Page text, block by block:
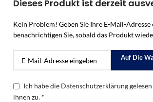
Dieses Produkt ist derzeit
Kein Problem! Geben Sie Ihre E-Mail-
benachrichtigen Sie, sobald das Produkt
Auf Die
Ich habe die Datenschutzerklärung
ihnen zu. *